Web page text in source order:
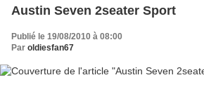
Austin Seven 2seater Sport
Publié le 19/08/2010 à 08:00
Par oldiesfan67